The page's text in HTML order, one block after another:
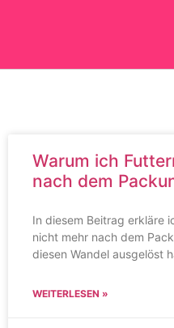
Warum ich
nach dem
In diesem Beitrag erkläre
nicht mehr nach dem
diesen Wandel ausgelöst
WEITERLESEN »